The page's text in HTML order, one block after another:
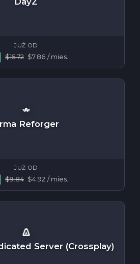
JUŻ OD
$15.72 $7.86 / mies.
Reforger
JUŻ OD
$9.84 $4.92 / mies.
Server (Crossplay)